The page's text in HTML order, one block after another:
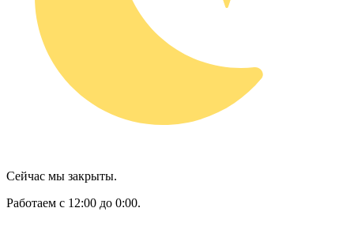
Сейчас мы закрыты.
Работаем с 12:00 до 0:00.